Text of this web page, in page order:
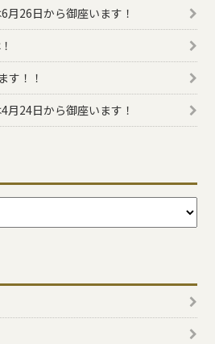
月26日から御座います！
す！！
月24日から御座います！